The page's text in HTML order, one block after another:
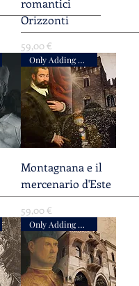
Orizzonti
Prezzo
59,00 €
Only Adding Accompaniment
Montagnana e il
mercenario d'Este
Prezzo
59,00 €
Only Adding Accompaniment